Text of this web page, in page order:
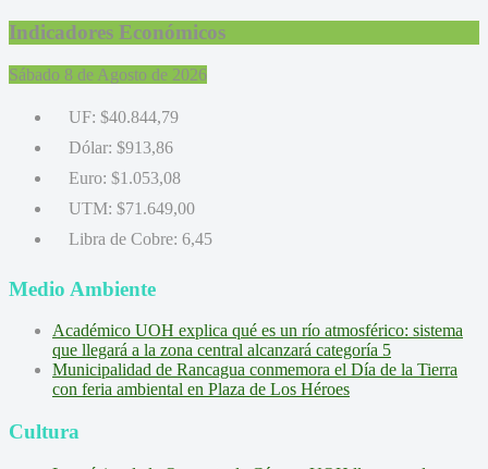
Indicadores Económicos
Sábado 8 de Agosto de 2026
UF: $40.844,79
Dólar: $913,86
Euro: $1.053,08
UTM: $71.649,00
Libra de Cobre: 6,45
Medio Ambiente
Académico UOH explica qué es un río atmosférico: sistema
que llegará a la zona central alcanzará categoría 5
Municipalidad de Rancagua conmemora el Día de la Tierra
con feria ambiental en Plaza de Los Héroes
Cultura